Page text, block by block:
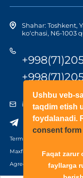
Ushbu veb-
taqdim etish
foydalanadi.
consent form
Faqat zarur
fayllarga
Kompaniya tarixi
Shahar: Toshkent,
ko‘chasi, N6-1003
info@doorhan.uz
Terms of use
Maxfiylik siyosati
Agreement on the